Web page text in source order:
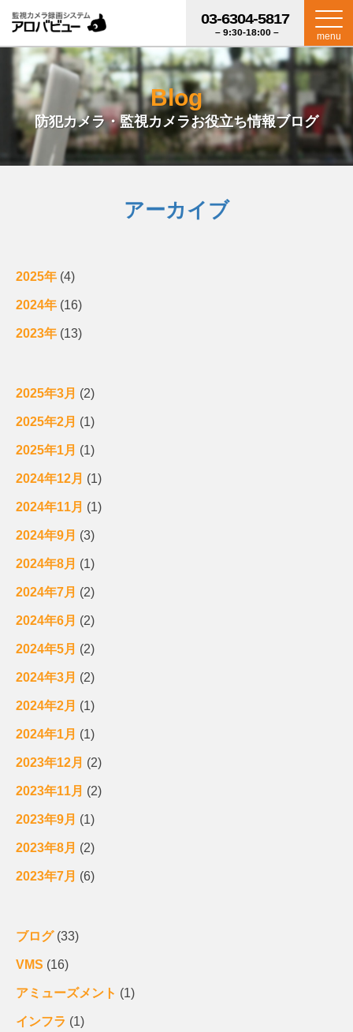
menu
03-6304-5817
– 9:30-18:00 –
Blog
防犯カメラ・監視カメラお役立ち情報ブログ
アーカイブ
2025年 (4)
2024年 (16)
2023年 (13)
2025年3月 (2)
2025年2月 (1)
2025年1月 (1)
2024年12月 (1)
2024年11月 (1)
2024年9月 (3)
2024年8月 (1)
2024年7月 (2)
2024年6月 (2)
2024年5月 (2)
2024年3月 (2)
2024年2月 (1)
2024年1月 (1)
2023年12月 (2)
2023年11月 (2)
2023年9月 (1)
2023年8月 (2)
2023年7月 (6)
ブログ(33)
VMS (16)
アミューズメント (1)
インフラ (1)